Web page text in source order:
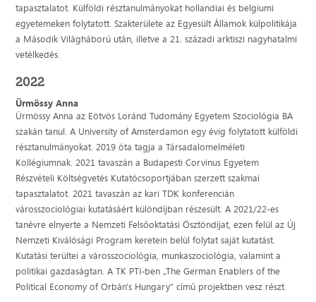
tapasztalatot. Külföldi résztanulmányokat hollandiai és belgiumi
egyetemeken folytatott. Szakterülete az Egyesült Államok külpolitikája
a Második Világháború után, illetve a 21. századi arktiszi nagyhatalmi
vetélkedés.
2022
Ürmössy Anna
Ürmössy Anna az Eötvös Loránd Tudomány Egyetem Szociológia BA
szakán tanul. A University of Amsterdamon egy évig folytatott külföldi
résztanulmányokat. 2019 óta tagja a Társadalomelméleti
Kollégiumnak. 2021 tavaszán a Budapesti Corvinus Egyetem
Részvételi Költségvetés Kutatócsoportjában szerzett szakmai
tapasztalatot. 2021 tavaszán az kari TDK konferencián
városszociológiai kutatásáért különdíjban részesült. A 2021/22-es
tanévre elnyerte a Nemzeti Felsőoktatási Ösztöndíjat, ezen felül az Új
Nemzeti Kiválósági Program keretein belül folytat saját kutatást.
Kutatási terültei a városszociológia, munkaszociológia, valamint a
politikai gazdaságtan. A TK PTI-ben „The German Enablers of the
Political Economy of Orbán's Hungary” című projektben vesz részt.